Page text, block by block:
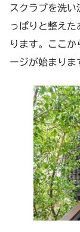
スクラブを洗
っぱりと整え
ります。ここ
ージが始まりま